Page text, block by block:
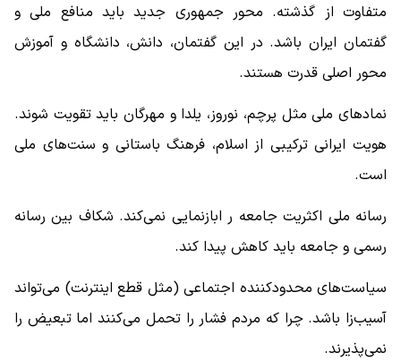
متفاوت از گذشته. محور جمهوری جدید باید منافع ملی و
گفتمان ایران باشد. در این گفتمان، دانش، دانشگاه و آموزش
محور اصلی قدرت هستند.
نمادهای ملی مثل پرچم، نوروز، یلدا و مهرگان باید تقویت شوند.
هویت ایرانی ترکیبی از اسلام، فرهنگ باستانی و سنت‌های ملی
است.
رسانه ملی اکثریت جامعه ر ابازنمایی نمی‌کند. شکاف بین رسانه
رسمی و جامعه باید کاهش پیدا کند.
سیاست‌های محدودکننده اجتماعی (مثل قطع اینترنت) می‌تواند
آسیب‌زا باشد. چرا که مردم فشار را تحمل می‌کنند اما تبعیض را
نمی‌پذیرند.